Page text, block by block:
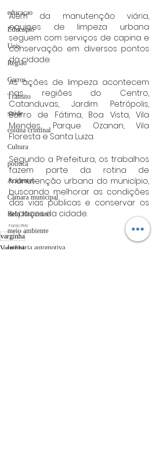
educaçao
Educação
Unis
Região
Carros
Trânsito
saúde
coluna criminal
Cultura
politica
Acidentes
Câmara municipal
Belo Horizonte
meio ambiente
Industria automotiva
Além da manutenção viária,
equipes de limpeza urbana
seguem com serviços de capina e
conservação em diversos pontos
da cidade.
As ações de limpeza acontecem
nas regiões do Centro,
Catanduvas, Jardim Petrópolis,
Bairro de Fátima, Boa Vista, Vila
Mendes, Parque Ozanan, Vila
Floresta e Santa Luiza.
Segundo a Prefeitura, os trabalhos
fazem parte da rotina de
manutenção urbana do município,
buscando melhorar as condições
das vias públicas e conservar os
espaços da cidade.
Fonte: PMV
varginha
Varginha